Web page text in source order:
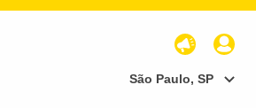
São Paulo, SP